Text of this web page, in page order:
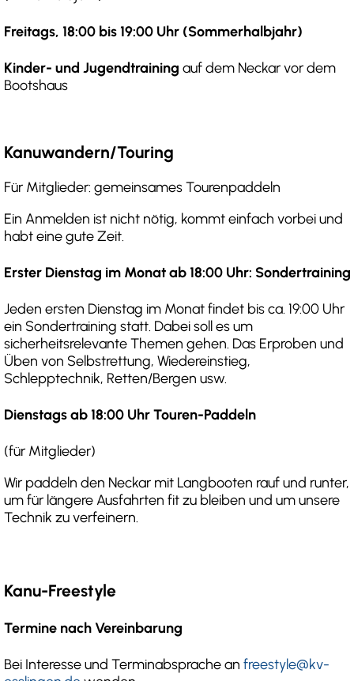
Freitags, 18:00 bis 19:00 Uhr (Sommerhalbjahr)
Kinder- und Jugendtraining auf dem Neckar vor dem
Bootshaus
Kanuwandern/Touring
Für Mitglieder: gemeinsames Tourenpaddeln
Ein Anmelden ist nicht nötig, kommt einfach vorbei und
habt eine gute Zeit.
Erster Dienstag im Monat ab 18:00 Uhr: Sondertraining
Jeden ersten Dienstag im Monat findet bis ca. 19:00 Uhr
ein Sondertraining statt. Dabei soll es um
sicherheitsrelevante Themen gehen. Das Erproben und
Üben von Selbstrettung, Wiedereinstieg,
Schlepptechnik, Retten/Bergen usw.
Dienstags ab 18:00 Uhr Touren-Paddeln
(für Mitglieder)
Wir paddeln den Neckar mit Langbooten rauf und runter,
um für längere Ausfahrten fit zu bleiben und um unsere
Technik zu verfeinern.
Kanu-Freestyle
Termine nach Vereinbarung
Bei Interesse und Terminabsprache an freestyle@kv-